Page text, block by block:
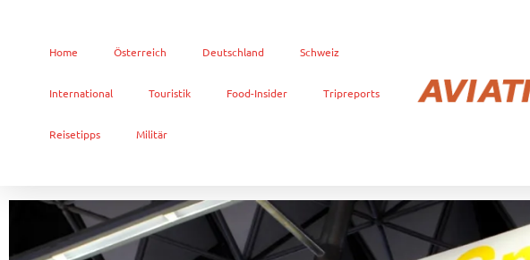
Home Österreich Deutschland Schweiz
International Touristik Food-Insider Tripreports
Reisetipps Militär